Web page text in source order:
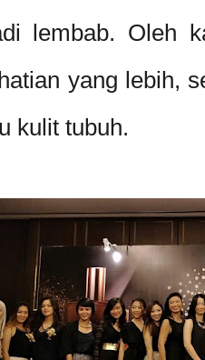
lembab. Oleh
yang lebih,
kulit tubuh.